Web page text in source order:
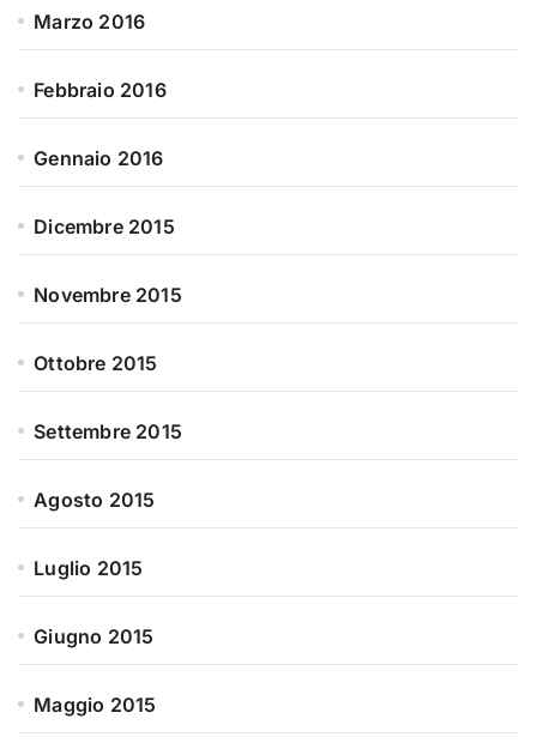
Marzo 2016
Febbraio 2016
Gennaio 2016
Dicembre 2015
Novembre 2015
Ottobre 2015
Settembre 2015
Agosto 2015
Luglio 2015
Giugno 2015
Maggio 2015